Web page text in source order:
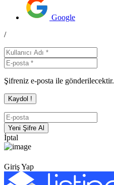
Google
/
Şifreniz e-posta ile gönderilecektir.
İptal
Giriş Yap